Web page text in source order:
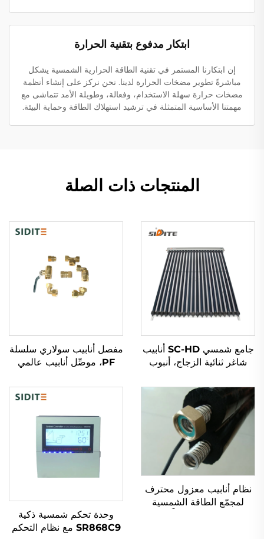
ابتكار مدفوع بتقنية الحرارة
إن ابتكارنا المستمر في تقنية الطاقة الحرارية الشمسية يشكل
مباشرةً تطوير مضخات الحرارة لدينا. نحن نركز على إنشاء أنظمة
مضخات حرارة سهلة الاستخدام، وفعالة، وطويلة الأمد تتماشى مع
مهمتنا الأساسية المتمثلة في ترشيد استهلاك الطاقة وحماية البيئة.
المنتجات ذات الصلة
جامع شمسي SC-HD أنابيب
شاغر ثنائية الزجاج، أنبوب
درجة حرارة -35°C منخفضة،
خارجي مستقل
مفصل أنابيب سولاري سلسلة
PF، موصِّل أنابيب عالمي
بدون دوران للمجمعات
نظام أنابيب معزول محترف
لمجمّع الطاقة الشمسية
وحدة تحكم شمسية ذكية
SR868C9 مع نظام التحكم